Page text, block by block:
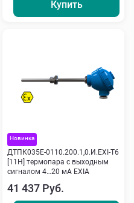
Купить
Новинка
ДТПК035Е-0110.200.1,0.И.ЕХI-Т6
[11Н] термопара с выходным
сигналом 4…20 мА EXIA
41 437 Руб.